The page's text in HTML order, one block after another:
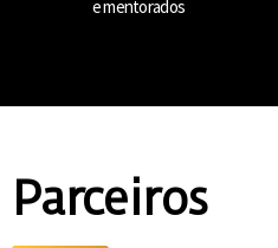
e mentorados
Parceiros